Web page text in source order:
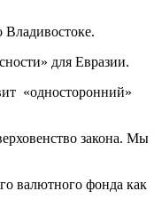
Владивостоке.
для Евразии.
«односторонний»
закона. Мы
валютного фонда как